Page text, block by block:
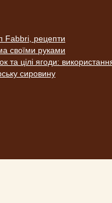
Fabbri, рецепти
своїми руками
та цілі ягоди:
сировину